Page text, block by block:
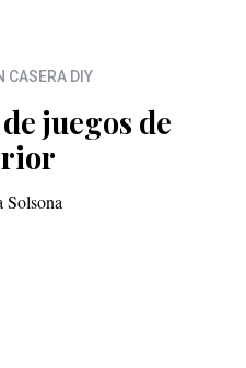
CASERA DIY
juegos de
Solsona